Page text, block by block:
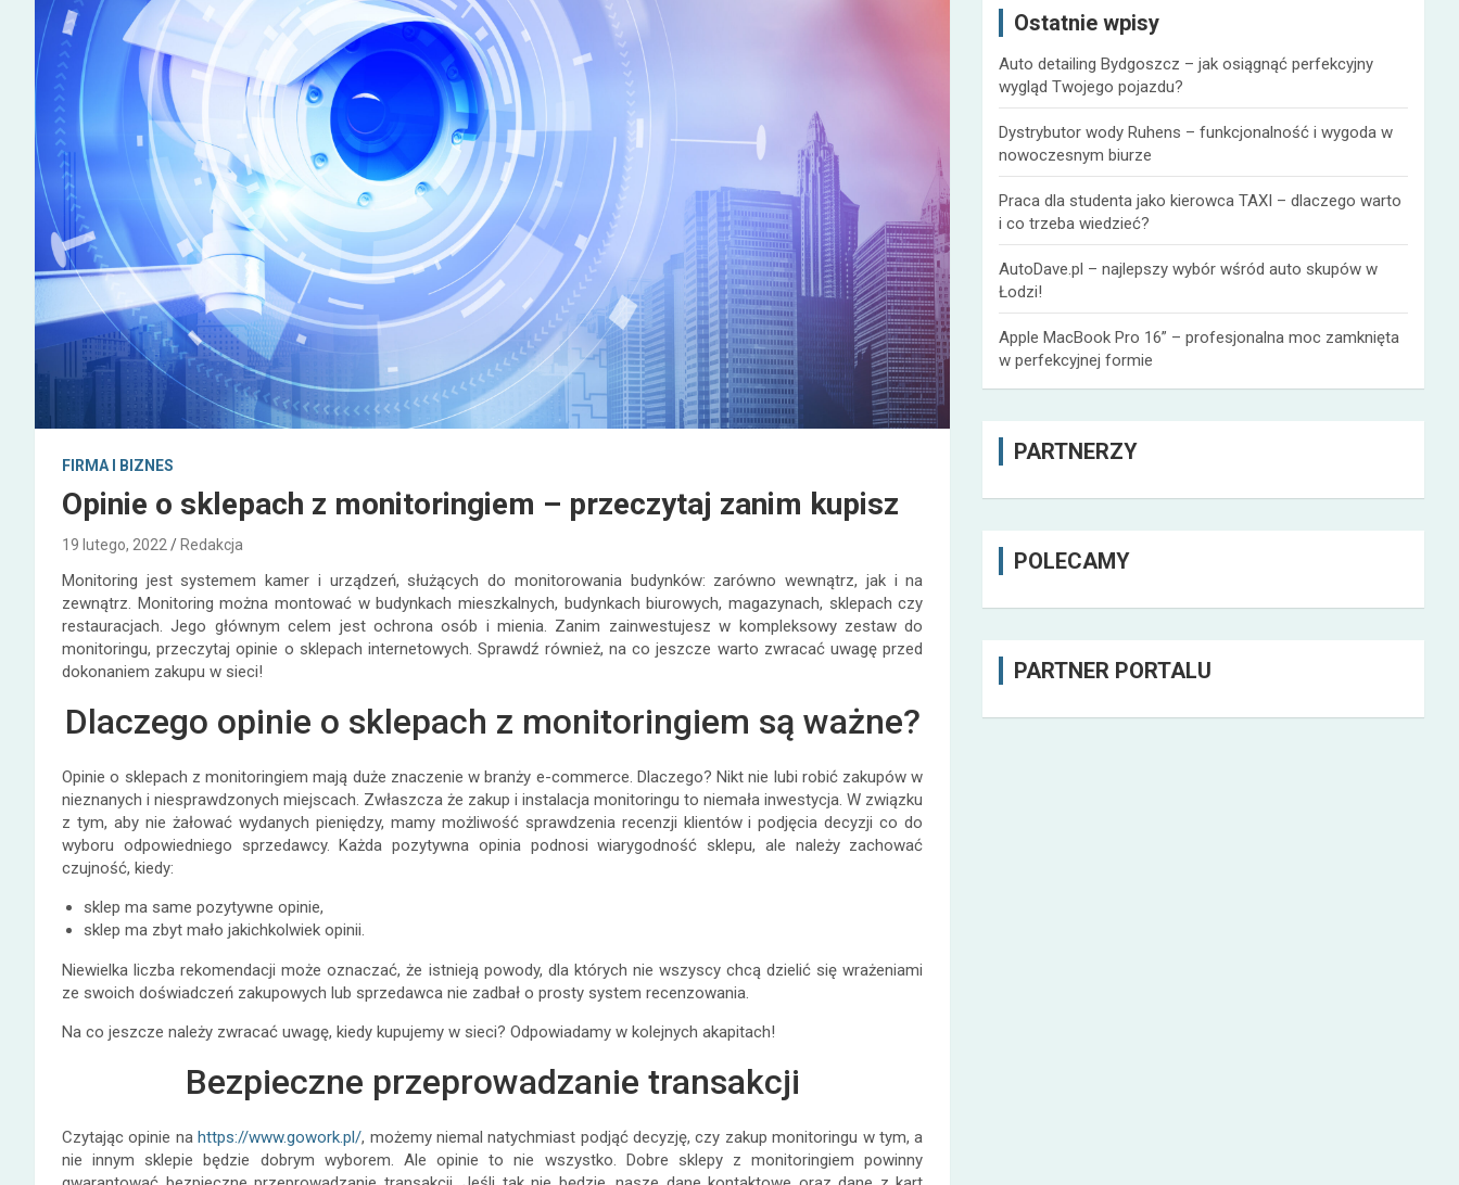
FIRMA I BIZNES
Opinie o sklepach z monitoringiem – przeczytaj zanim kupisz
19 lutego, 2022 Redakcja
Monitoring jest systemem kamer i urządzeń, służących do monitorowania budynków: zarówno wewnątrz, jak i na
zewnątrz. Monitoring można montować w budynkach mieszkalnych, budynkach biurowych, magazynach, sklepach czy
restauracjach. Jego głównym celem jest ochrona osób i mienia. Zanim zainwestujesz w kompleksowy zestaw do
monitoringu, przeczytaj opinie o sklepach internetowych. Sprawdź również, na co jeszcze warto zwracać uwagę przed
dokonaniem zakupu w sieci!
Dlaczego opinie o sklepach z monitoringiem są ważne?
Opinie o sklepach z monitoringiem mają duże znaczenie w branży e-commerce. Dlaczego? Nikt nie lubi robić zakupów w
nieznanych i niesprawdzonych miejscach. Zwłaszcza że zakup i instalacja monitoringu to niemała inwestycja. W związku
z tym, aby nie żałować wydanych pieniędzy, mamy możliwość sprawdzenia recenzji klientów i podjęcia decyzji co do
wyboru odpowiedniego sprzedawcy. Każda pozytywna opinia podnosi wiarygodność sklepu, ale należy zachować
czujność, kiedy:
sklep ma same pozytywne opinie,
sklep ma zbyt mało jakichkolwiek opinii.
Niewielka liczba rekomendacji może oznaczać, że istnieją powody, dla których nie wszyscy chcą dzielić się wrażeniami
ze swoich doświadczeń zakupowych lub sprzedawca nie zadbał o prosty system recenzowania.
Na co jeszcze należy zwracać uwagę, kiedy kupujemy w sieci? Odpowiadamy w kolejnych akapitach!
Bezpieczne przeprowadzanie transakcji
Czytając opinie na https://www.gowork.pl/, możemy niemal natychmiast podjąć decyzję, czy zakup monitoringu w tym, a
nie innym sklepie będzie dobrym wyborem. Ale opinie to nie wszystko. Dobre sklepy z monitoringiem powinny
Ostatnie wpisy
Auto detailing Bydgoszcz – jak osiągnąć perfekcyjny
wygląd Twojego pojazdu?
Dystrybutor wody Ruhens – funkcjonalność i wygoda w
nowoczesnym biurze
Praca dla studenta jako kierowca TAXI – dlaczego warto
i co trzeba wiedzieć?
AutoDave.pl – najlepszy wybór wśród auto skupów w
Łodzi!
Apple MacBook Pro 16” – profesjonalna moc zamknięta
w perfekcyjnej formie
PARTNERZY
POLECAMY
PARTNER PORTALU